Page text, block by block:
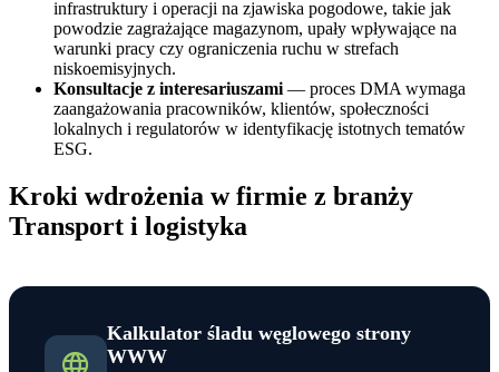
infrastruktury i operacji na zjawiska pogodowe, takie jak
powodzie zagrażające magazynom, upały wpływające na
warunki pracy czy ograniczenia ruchu w strefach
niskoemisyjnych.
Konsultacje z interesariuszami — proces DMA wymaga
zaangażowania pracowników, klientów, społeczności
lokalnych i regulatorów w identyfikację istotnych tematów
ESG.
Kroki wdrożenia w firmie z branży
Transport i logistyka
Kalkulator śladu węglowego strony
WWW